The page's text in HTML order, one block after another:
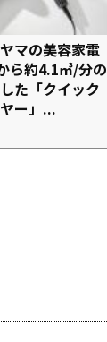
マの美容家電
ら約4.1㎥/分の
た「クイック
ー」...